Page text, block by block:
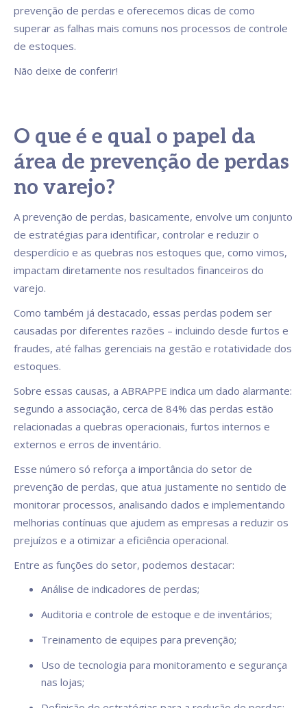
prevenção de perdas e oferecemos dicas de como
superar as falhas mais comuns nos processos de controle
de estoques.
Não deixe de conferir!
O que é e qual o papel da
área de prevenção de perdas
no varejo?
A prevenção de perdas, basicamente, envolve um conjunto
de estratégias para identificar, controlar e reduzir o
desperdício e as quebras nos estoques que, como vimos,
impactam diretamente nos resultados financeiros do
varejo.
Como também já destacado, essas perdas podem ser
causadas por diferentes razões – incluindo desde furtos e
fraudes, até falhas gerenciais na gestão e rotatividade dos
estoques.
Sobre essas causas, a ABRAPPE indica um dado alarmante:
segundo a associação, cerca de 84% das perdas estão
relacionadas a quebras operacionais, furtos internos e
externos e erros de inventário.
Esse número só reforça a importância do setor de
prevenção de perdas, que atua justamente no sentido de
monitorar processos, analisando dados e implementando
melhorias contínuas que ajudem as empresas a reduzir os
prejuízos e a otimizar a eficiência operacional.
Entre as funções do setor, podemos destacar:
Análise de indicadores de perdas;
Auditoria e controle de estoque e de inventários;
Treinamento de equipes para prevenção;
Uso de tecnologia para monitoramento e segurança
nas lojas;